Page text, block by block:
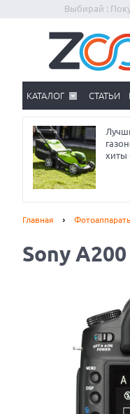
Выбирай :
КАТАЛОГ СТАТЬИ
хиты
Главная
Sony A200